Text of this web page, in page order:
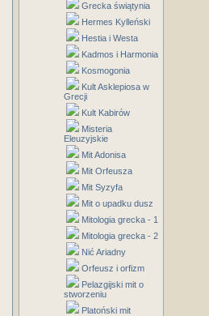
Grecka świątynia
Hermes Kylleński
Hestia i Westa
Kadmos i Harmonia
Kosmogonia
Kult Asklepiosa w
Grecji
Kult Kabirów
Misteria
Eleuzyjskie
Mit Adonisa
Mit Orfeusza
Mit Syzyfa
Mit o upadku dusz
Mitologia grecka - 1
Mitologia grecka - 2
Nić Ariadny
Orfeusz i orfizm
Pelazgijski mit o
stworzeniu
Platoński mit